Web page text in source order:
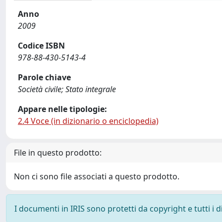
Anno
2009
Codice ISBN
978-88-430-5143-4
Parole chiave
Società civile; Stato integrale
Appare nelle tipologie:
2.4 Voce (in dizionario o enciclopedia)
File in questo prodotto:
Non ci sono file associati a questo prodotto.
I documenti in IRIS sono protetti da copyright e tutti i